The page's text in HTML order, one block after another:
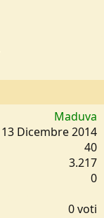
Maduva
13 Dicembre 2014
40
3.217
0
0 voti